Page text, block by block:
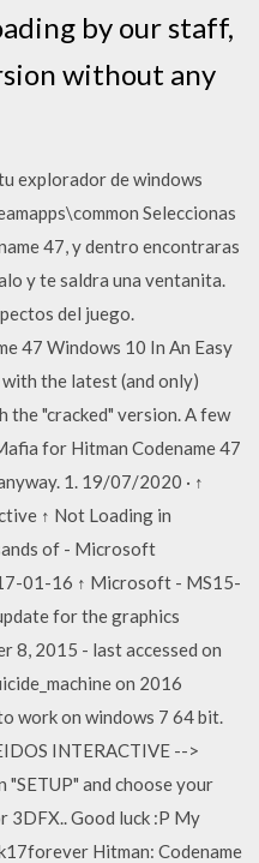
by our staff,
without any
explorador de windows
Seleccionas
47, y dentro encontraras
y te saldra una ventanita.
del juego.
47 Windows 10 In An Easy
the latest (and only)
the "cracked" version. A few
for Hitman Codename 47
1. 19/07/2020 · ↑
↑ Not Loading in
of - Microsoft
01-16 ↑ Microsoft - MS15-
for the graphics
8, 2015 - last accessed on
on 2016
work on windows 7 64 bit.
INTERACTIVE -->
"SETUP" and choose your
3DFX.. Good luck :P My
Hitman: Codename